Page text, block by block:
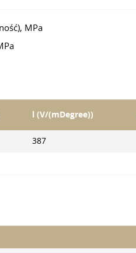
MPa
l (V/(mDegree))
387